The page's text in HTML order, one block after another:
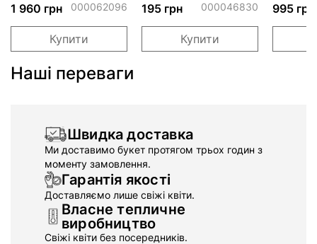
1 960 грн 000062096
Купити
195 грн 000046830
Купити
995 грн
Наші переваги
Швидка доставка
Ми доставимо букет протягом трьох годин з
моменту замовлення.
Гарантія якості
Доставляємо лише свіжі квіти.
Власне тепличне
виробництво
Свіжі квіти без посередників.